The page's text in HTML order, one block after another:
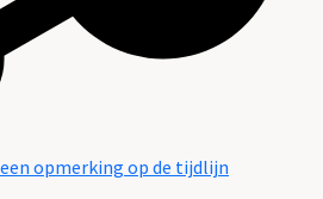
opmerking op de tijdlijn